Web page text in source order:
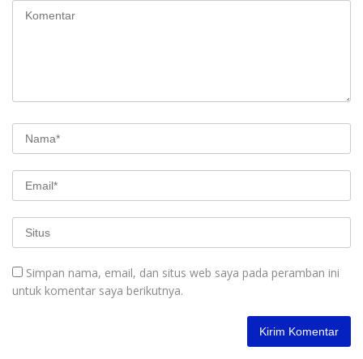
Simpan nama, email, dan situs web saya pada peramban ini
untuk komentar saya berikutnya.